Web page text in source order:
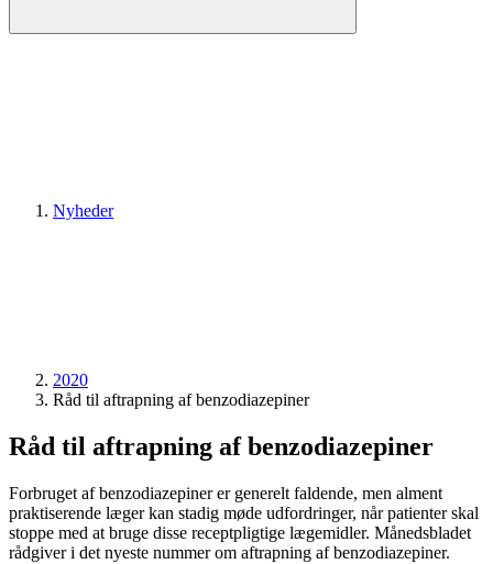
Nyheder
2020
Råd til aftrapning af benzodiazepiner
Råd til aftrapning af benzodiazepiner
Forbruget af benzodiazepiner er generelt faldende, men alment
praktiserende læger kan stadig møde udfordringer, når patienter skal
stoppe med at bruge disse receptpligtige lægemidler. Månedsbladet
rådgiver i det nyeste nummer om aftrapning af benzodiazepiner.